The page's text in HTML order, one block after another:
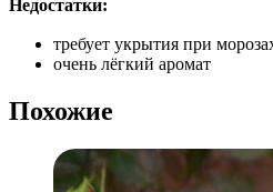
Недостатки:
требует укрытия при
очень лёгкий аромат
Похожие